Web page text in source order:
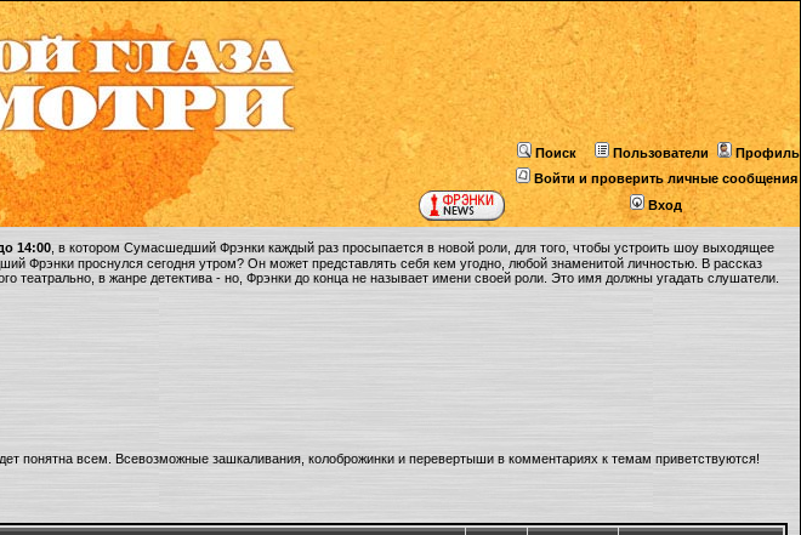
Поиск Пользователи
Профиль
Войти и проверить личные сообщения
Вход
14:00 , в котором Сумасшедший Фрэнки каждый раз просыпается в новой роли, для того, чтобы устроить шоу выходящее
Фрэнки проснулся сегодня утром? Он может представлять себя кем угодно, любой знаменитой личностью. В рассказ
театрально, в жанре детектива - но, Фрэнки до конца не называет имени своей роли. Это имя должны угадать слушатели.
понятна всем. Всевозможные зашкаливания, колоброжинки и перевертыши в комментариях к темам приветствуются!